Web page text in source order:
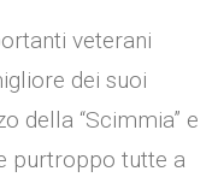
veterani
dei suoi
della “Scimmia” e
purtroppo tutte a